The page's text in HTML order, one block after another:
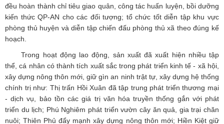
đều hoàn thành chỉ tiêu giao quân, công tác huấn luyện, bồi dưỡng
kiến thức QP-AN cho các đối tượng; tổ chức tốt diễn tập khu vực
phòng thủ huyện và diễn tập chiến đấu phòng thủ xã theo đúng kế
hoạch.
Trong hoạt động lao động, sản xuất đã xuất hiện nhiều tập
thể, cá nhân có thành tích xuất sắc trong phát triển kinh tế - xã hội,
xây dựng nông thôn mới, giữ gìn an ninh trật tự, xây dựng hệ thống
chính trị như: Thị trấn Hồi Xuân đã tập trung phát triển thương mại
- dịch vụ, bảo tồn các giá trị văn hóa truyền thống gắn với phát
triển du lịch; Phú Nghiêm phát triển vườn cây ăn quả, gia trại chăn
nuôi; Thiên Phủ đẩy mạnh xây dựng nông thôn mới; Hiền Kiệt giữ